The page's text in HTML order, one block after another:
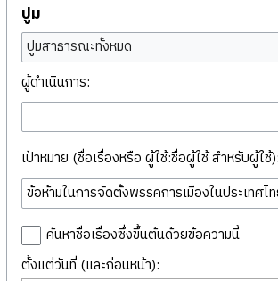
ปูม
ปูมสาธารณะทั้งหมด
ผู้ดำเนินการ:
เป้าหมาย (ชื่อเรื่องหรือ ผู้ใช้:ชื่อผู้ใช้ สำหรับผู้ใช้):
ค้นหาชื่อเรื่องซึ่งขึ้นต้นด้วยข้อความนี้
ตั้งแต่วันที่ (และก่อนหน้า):